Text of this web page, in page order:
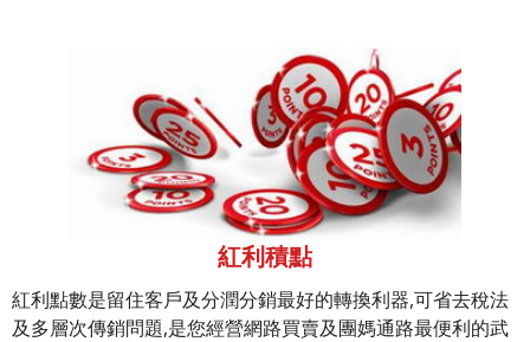
紅利積點
紅利點數是留住客戶及分潤分銷最好的轉換利器,可省去稅法
及多層次傳銷問題,是您經營網路買賣及團媽通路最便利的武